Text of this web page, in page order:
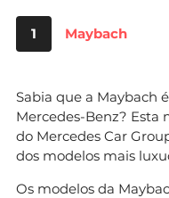
1 Maybach
Sabia que a Maybach
Mercedes-Benz?
do Mercedes Car
dos modelos mais
Os modelos da